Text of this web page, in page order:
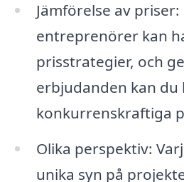
Jämförelse av priser:
entreprenörer kan
prisstrategier, och
erbjudanden kan
konkurrenskraftiga
Olika perspektiv:
unika syn på